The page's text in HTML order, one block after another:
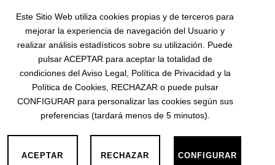
BeezHotels, Revenue Service 2026Desde 2010
mejorando el revenue©. Diseñado por BeezHotels
Privacidad Aviso Legal·Cookies
Este Sitio Web utiliza cookies propias y de terceros para
mejorar la experiencia de navegación del Usuario y
realizar análisis estadísticos sobre su utilización. Puede
pulsar ACEPTAR para aceptar la totalidad de
condiciones del Aviso Legal, Política de Privacidad y la
Política de Cookies, RECHAZAR o puede pulsar
CONFIGURAR para personalizar las cookies según sus
preferencias (tardará menos de 5 minutos).
ACEPTAR RECHAZAR CONFIGURAR